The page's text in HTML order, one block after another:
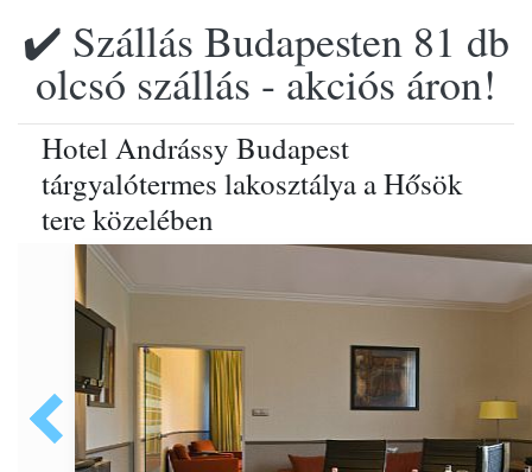
✔️ Szállás Budapesten 81 db
olcsó szállás - akciós áron!
Hotel Andrássy Budapest
tárgyalótermes lakosztálya a Hősök
tere közelében